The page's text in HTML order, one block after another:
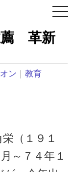
薦 革新
ン ｜教育
（１９１
～７４年１